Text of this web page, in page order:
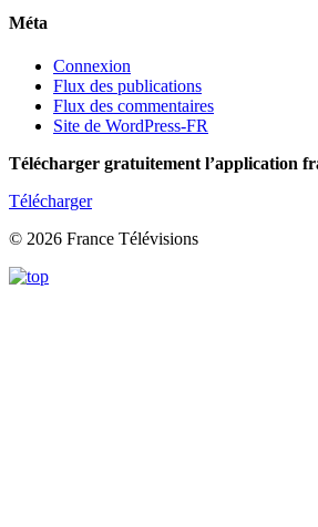
Méta
Connexion
Flux des publications
Flux des commentaires
Site de WordPress-FR
Télécharger gratuitement l’application
Télécharger
© 2026 France Télévisions